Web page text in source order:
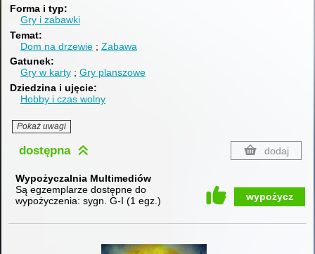
Forma i typ
Gry i zabawki
Temat
Dom na drzewie
Zabawa
Gatunek
Gry w karty
Gry planszowe
Dziedzina i ujęcie
Hobby i czas wolny
Pokaż uwagi
dostępna dodaj
Wypożyczalnia Multimediów
Są egzemplarze dostępne do
wypożyczenia: sygn. G-I (1 egz. ) wypożycz